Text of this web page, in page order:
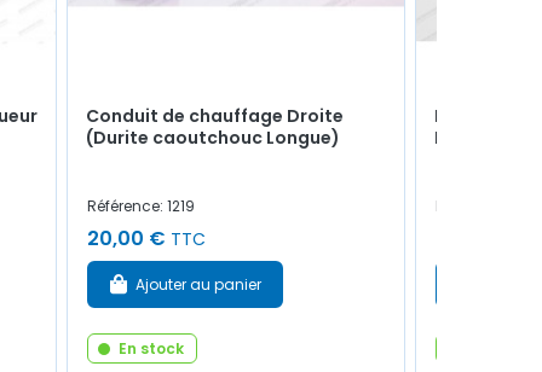
Conduit de chauffage Droite
(Durite caoutchouc Longue)
Référence: 1219
20,00 € TTC
Ajouter au panier
En stock
Boite à
Fusibles
Référence: